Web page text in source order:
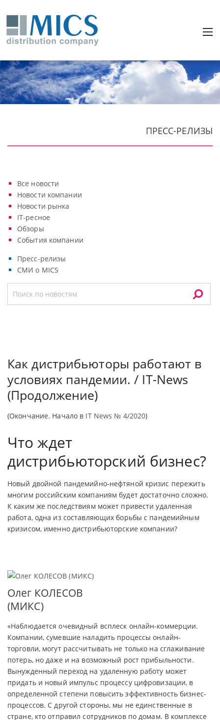
ПРЕСС-РЕЛИЗЫ
Все новости
Новости компании
Новости рынка
IT-ресное
Обзоры
События компании
Пресс-релизы
СМИ о MICS
Как дистрибьюторы работают в
условиях пандемии. / IT-News
(Продолжение)
(Окончание. Начало в IT News № 4/2020)
Что ждет
дистрибьюторский бизнес?
Новый двойной пандемийно-нефтяной кризис пережить
многим российским компаниям будет достаточно сложно.
К каким же последствиям может привести удаленная
работа, одна из составляющих борьбы с пандемийным
кризисом, именно дистрибьюторские компании?
Олег КОЛЕСОВ
(МИКС)
«Наблюдается очевидный всплеск онлайн-коммерции.
Компании, сумевшие наладить процессы онлайн-
торговли, могут рассчитывать не только на сглаживание
потерь, но даже и на возможный рост прибыльности.
Вынужденный переход на удаленную работу может
придать и новый импульс процессу цифровизации, в
определенной степени повысить эффективность бизнес-
процессов. С другой стороны, мы не единственные в
стране, кто отправил сотрудников по домам. В комплексе